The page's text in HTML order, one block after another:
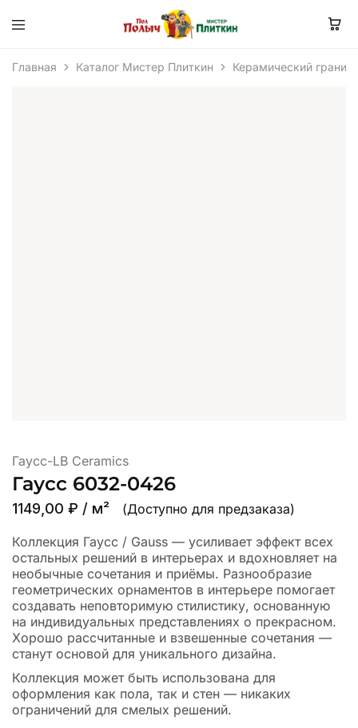
Главная Каталог Мистер Плиткин Керамический гранит
Гаусс-LB Ceramics
Гаусс 6032-0426
1149,00 ₽ / м² (Доступно для предзаказа)
Коллекция Гаусс / Gauss — усиливает эффект всех
остальных решений в интерьерах и вдохновляет на
необычные сочетания и приёмы. Разнообразие
геометрических орнаментов в интерьере помогает
создавать неповторимую стилистику, основанную
на индивидуальных представлениях о прекрасном.
Хорошо рассчитанные и взвешенные сочетания —
станут основой для уникального дизайна.
Коллекция может быть использована для
оформления как пола, так и стен — никаких
ограничений для смелых решений.